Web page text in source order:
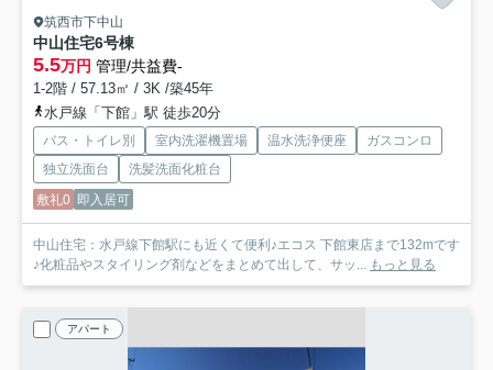
筑西市下中山
中山住宅6号棟
5.5万円 管理/共益費-
1-2階 / 57.13㎡ / 3K /築45年
水戸線「下館」駅 徒歩20分
バス・トイレ別 室内洗濯機置場 温水洗浄便座
ガスコンロ
独立洗面台
洗髪洗面化粧台
敷礼0 即入居可
中山住宅：水戸線下館駅にも近くて便利♪エコス 下館東店まで132mです
♪化粧品やスタイリング剤などをまとめて出して、サッ... もっと見る
アパート